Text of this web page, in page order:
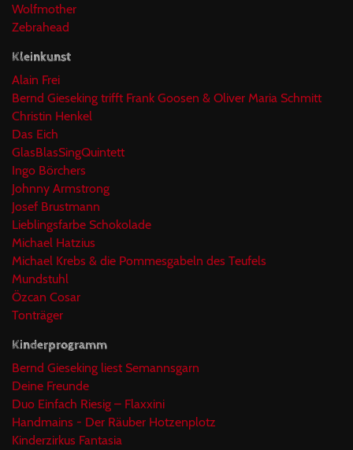
Wolfmother
Zebrahead
Kleinkunst
Alain Frei
Bernd Gieseking trifft Frank Goosen & Oliver Maria Schmitt
Christin Henkel
Das Eich
GlasBlasSingQuintett
Ingo Börchers
Johnny Armstrong
Josef Brustmann
Lieblingsfarbe Schokolade
Michael Hatzius
Michael Krebs & die Pommesgabeln des Teufels
Mundstuhl
Özcan Cosar
Tonträger
Kinderprogramm
Bernd Gieseking liest Semannsgarn
Deine Freunde
Duo Einfach Riesig – Flaxxini
Handmains - Der Räuber Hotzenplotz
Kinderzirkus Fantasia